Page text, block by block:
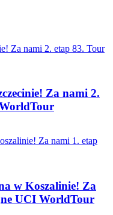
Za nami 2.
w Koszalinie! Za
UCI WorldTour